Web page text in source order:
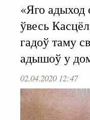
«Яго адыход
ўвесь
гадоў таму
адышоў у
02.04.2020 12:47